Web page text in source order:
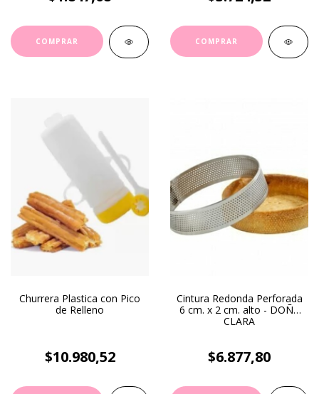
Churrera Plastica con Pico
de Relleno
$10.980,52
Cintura Redonda Perforada
6 cm. x 2 cm. alto - DOÑA
CLARA
$6.877,80